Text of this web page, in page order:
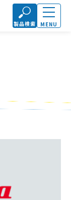
製品検索 MENU